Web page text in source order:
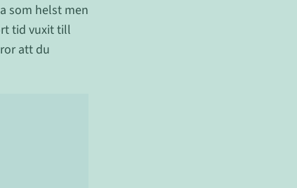
som helst men
tid vuxit till
att du